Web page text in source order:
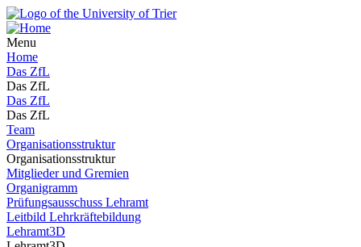
Menu
Home
Das ZfL
Das ZfL
Das ZfL
Das ZfL
Team
Organisationsstruktur
Organisationsstruktur
Mitglieder und Gremien
Organigramm
Prüfungsausschuss Lehramt
Leitbild Lehrkräftebildung
Lehramt3D